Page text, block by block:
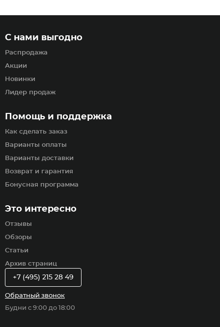
Помощь и поддержка
Как сделать заказ
Варианты оплаты
Варианты доставки
Возврат и гарантия
Бонусная программа
С нами выгодно
Распродажа
Акции
Новинки
Лидер продаж
Это интересно
Отзывы
Обзоры
Статьи
Архив страниц
+7 (495) 215 28 49
Обратный звонок
Будни с 9:00 до 18:00